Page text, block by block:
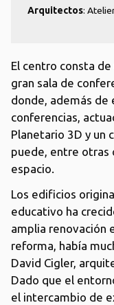
Arquitectos:
El centro consta
gran sala de
donde, además de
conferencias,
Planetario 3D y un
puede, entre otras
espacio.
Los edificios
educativo ha
amplia renovación
reforma, había
David Cigler,
Dado que el
el intercambio de